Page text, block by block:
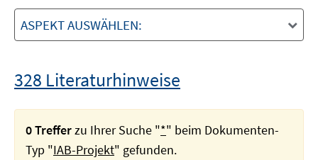
ASPEKT AUSWÄHLEN:
328 Literaturhinweise
0 Trefferzu Ihrer Suche "*" beim Dokumenten-
Typ "IAB-Projekt" gefunden.